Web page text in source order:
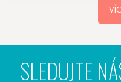
SLEDUJTE